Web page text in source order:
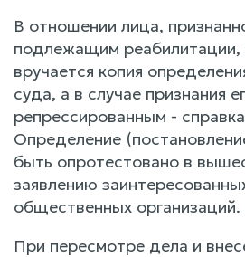
В отношении лица,
подлежащим реабилитации,
вручается копия
суда, а в случае признания
репрессированным -
Определение
быть опротестовано в
заявлению
общественных организаций.
При пересмотре дела и